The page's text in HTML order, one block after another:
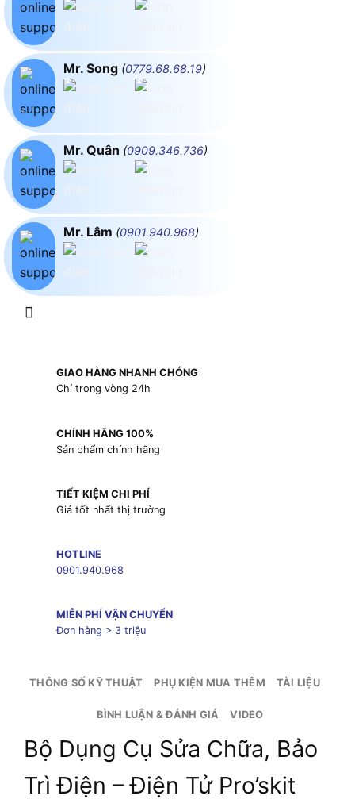
Mr. Song (0779.68.68.19)
Mr. Quân (0909.346.736)
Mr. Lâm (0901.940.968)
GIAO HÀNG NHANH CHÓNG
Chỉ trong vòng 24h
CHÍNH HÃNG 100%
Sản phẩm chính hãng
TIẾT KIỆM CHI PHÍ
Giá tốt nhất thị trường
HOTLINE
0901.940.968
MIỄN PHÍ VẬN CHUYỂN
Đơn hàng > 3 triệu
THÔNG SỐ KỸ THUẬT PHỤ KIỆN MUA THÊM TÀI LIỆU
BÌNH LUẬN & ĐÁNH GIÁ VIDEO
Bộ Dụng Cụ Sửa Chữa, Bảo
Trì Điện – Điện Tử Pro’skit